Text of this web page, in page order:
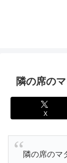
隣の席の
X
隣の席のマ